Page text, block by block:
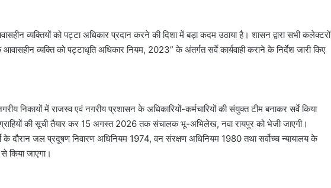
व्यक्तियों को पट्टा अधिकार प्रदान करने की दिशा में बड़ा कदम उठाया है। शासन द्वारा सभी कलेक्टरों
व्यक्ति को पट्टाधृति अधिकार नियम, 2023” के अंतर्गत सर्वे कार्यवाही कराने के निर्देश जारी किए
निकायों में राजस्व एवं नगरीय प्रशासन के अधिकारियों-कर्मचारियों की संयुक्त टीम बनाकर सर्वे किया
की सूची तैयार कर 15 अगस्त 2026 तक संचालक भू-अभिलेख, नवा रायपुर को भेजी जाएगी।
के दौरान जल प्रदूषण निवारण अधिनियम 1974, वन संरक्षण अधिनियम 1980 तथा सर्वोच्च न्यायालय के
किया जाएगा।